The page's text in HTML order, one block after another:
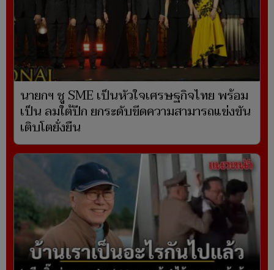
นายกฯ ชู SME เป็นหัวใจเศรษฐกิจไทย พร้อม
เป็น ลมใต้ปีก ยกระดับขีดความสามารถแข่งขัน
เติบโตยั่งยืน